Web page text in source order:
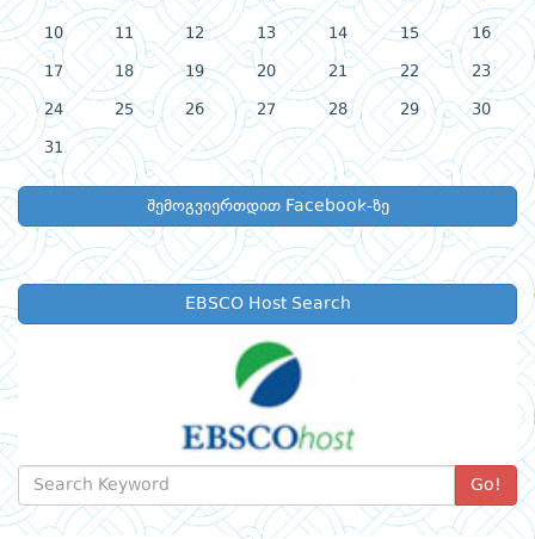
10 11 12 13 14 15 16
17 18 19 20 21 22 23
24 25 26 27 28 29 30
31
შემოგვიერთდით Facebook-ზე
EBSCO Host Search
Go!